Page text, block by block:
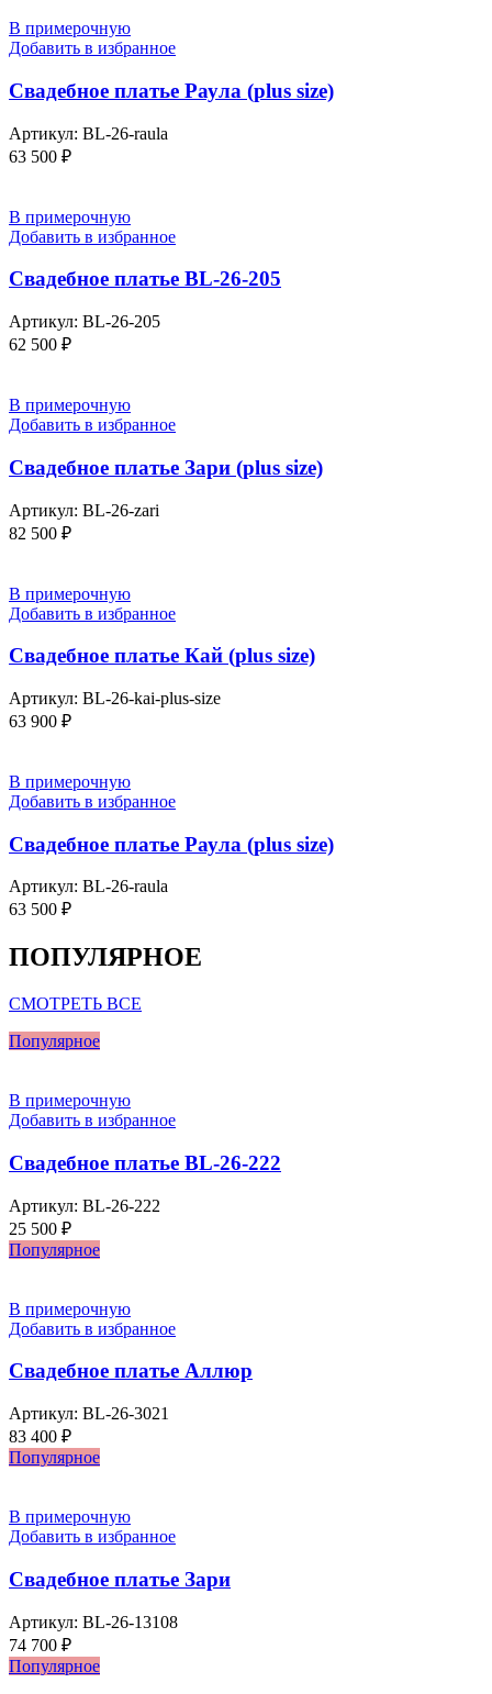
В примерочную
Добавить в избранное
Свадебное платье Раула (plus size)
Артикул: BL-26-raula
63 500 ₽
В примерочную
Добавить в избранное
Свадебное платье BL-26-205
Артикул: BL-26-205
62 500 ₽
В примерочную
Добавить в избранное
Свадебное платье Зари (plus size)
Артикул: BL-26-zari
82 500 ₽
В примерочную
Добавить в избранное
Свадебное платье Кай (plus size)
Артикул: BL-26-kai-plus-size
63 900 ₽
В примерочную
Добавить в избранное
Свадебное платье Раула (plus size)
Артикул: BL-26-raula
63 500 ₽
ПОПУЛЯРНОЕ
СМОТРЕТЬ ВСЕ
Популярное
В примерочную
Добавить в избранное
Свадебное платье BL-26-222
Артикул: BL-26-222
25 500 ₽
Популярное
В примерочную
Добавить в избранное
Свадебное платье Аллюр
Артикул: BL-26-3021
83 400 ₽
Популярное
В примерочную
Добавить в избранное
Свадебное платье Зари
Артикул: BL-26-13108
74 700 ₽
Популярное